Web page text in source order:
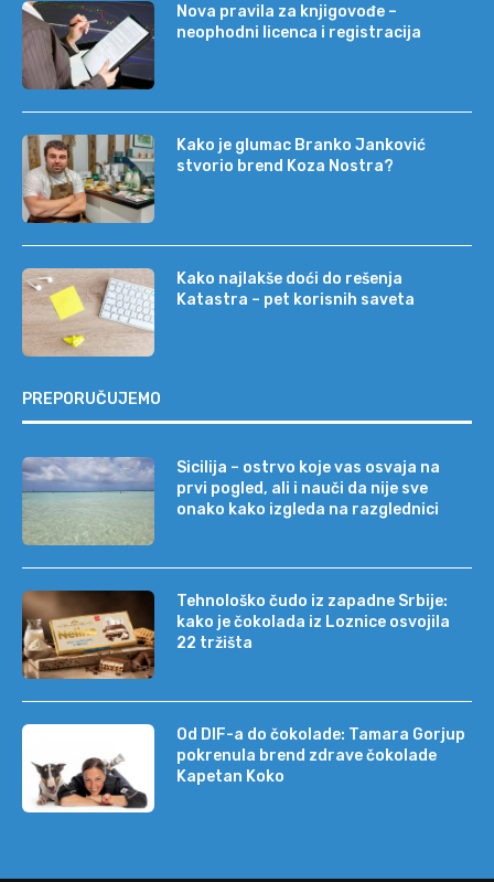
Nova pravila za knjigovođe –
neophodni licenca i registracija
Kako je glumac Branko Janković
stvorio brend Koza Nostra?
Kako najlakše doći do rešenja
Katastra – pet korisnih saveta
PREPORUČUJEMO
Sicilija – ostrvo koje vas osvaja na
prvi pogled, ali i nauči da nije sve
onako kako izgleda na razglednici
Tehnološko čudo iz zapadne Srbije:
kako je čokolada iz Loznice osvojila
22 tržišta
Od DIF-a do čokolade: Tamara Gorjup
pokrenula brend zdrave čokolade
Kapetan Koko